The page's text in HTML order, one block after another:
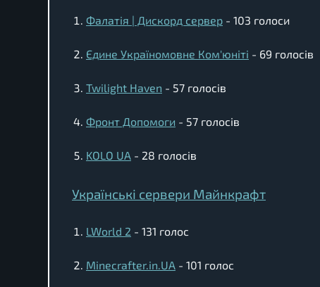
Фалатія | Дискорд сервер - 103 голоси
Єдине Україномовне Ком'юніті - 69 голосів
Twilight Haven - 57 голосів
Фронт Допомоги - 57 голосів
KOLO UA - 28 голосів
Українські сервери Майнкрафт
LWorld 2 - 131 голос
Minecrafter.in.UA - 101 голос